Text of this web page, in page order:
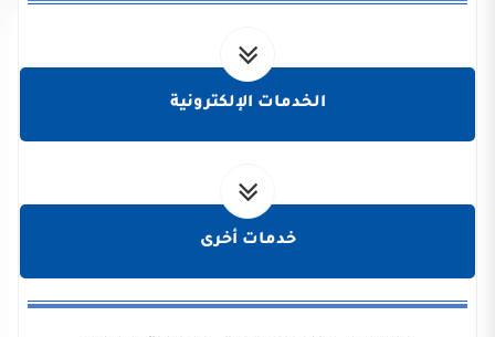
الخدمات الإلكترونية
خدمات أخرى